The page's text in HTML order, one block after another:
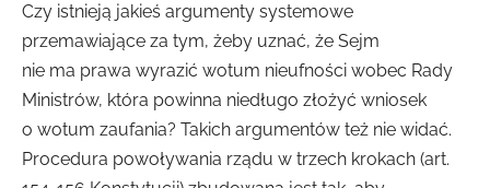
Czy istnieją jakieś argumenty systemowe
przemawiające za tym, żeby uznać, że Sejm
nie ma prawa wyrazić wotum nieufności wobec Rady
Ministrów, która powinna niedługo złożyć wniosek
o wotum zaufania? Takich argumentów też nie widać.
Procedura powoływania rządu w trzech krokach (art.